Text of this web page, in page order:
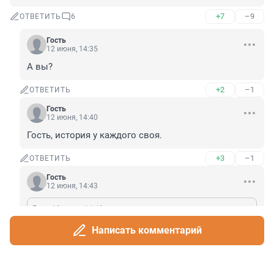
ОТВЕТИТЬ 6 +7 –9
Гость
12 июня, 14:35
А вы?
ОТВЕТИТЬ +2 –1
Гость
12 июня, 14:40
Гость, история у каждого своя.
ОТВЕТИТЬ +3 –1
Гость
12 июня, 14:43
Гость 12 июня, 14:40
Гость, история у каждого своя.
"Я – историк, – подтвердил ученый и добавил ни к
Написать комментарий